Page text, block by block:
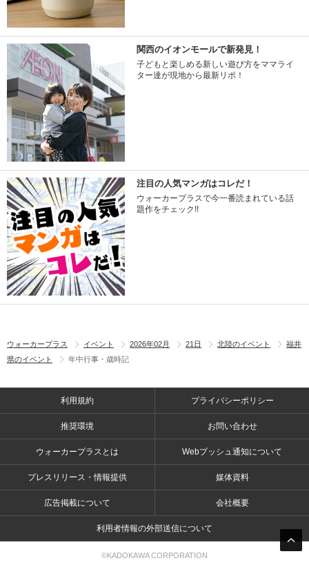
関西のイオンモールで新発見！
子どもと楽しめる新しい遊び方をママライ
ター達が現地から最新リポ！
注目の人気マンガはコレだ！
ウォーカープラスで今一番読まれている話
題作をチェック!!
ウォーカープラス イベント 2026年02月 21日 北陸のイベント
福井
県のイベント
年中行事・歳時記
利用規約 プライバシーポリシー
推奨環境 お問い合わせ
ウォーカープラスとは Webプッシュ通知について
プレスリリース・情報提供 媒体資料
広告掲載について 会社概要
利用者情報の外部送信について
©KADOKAWA CORPORATION